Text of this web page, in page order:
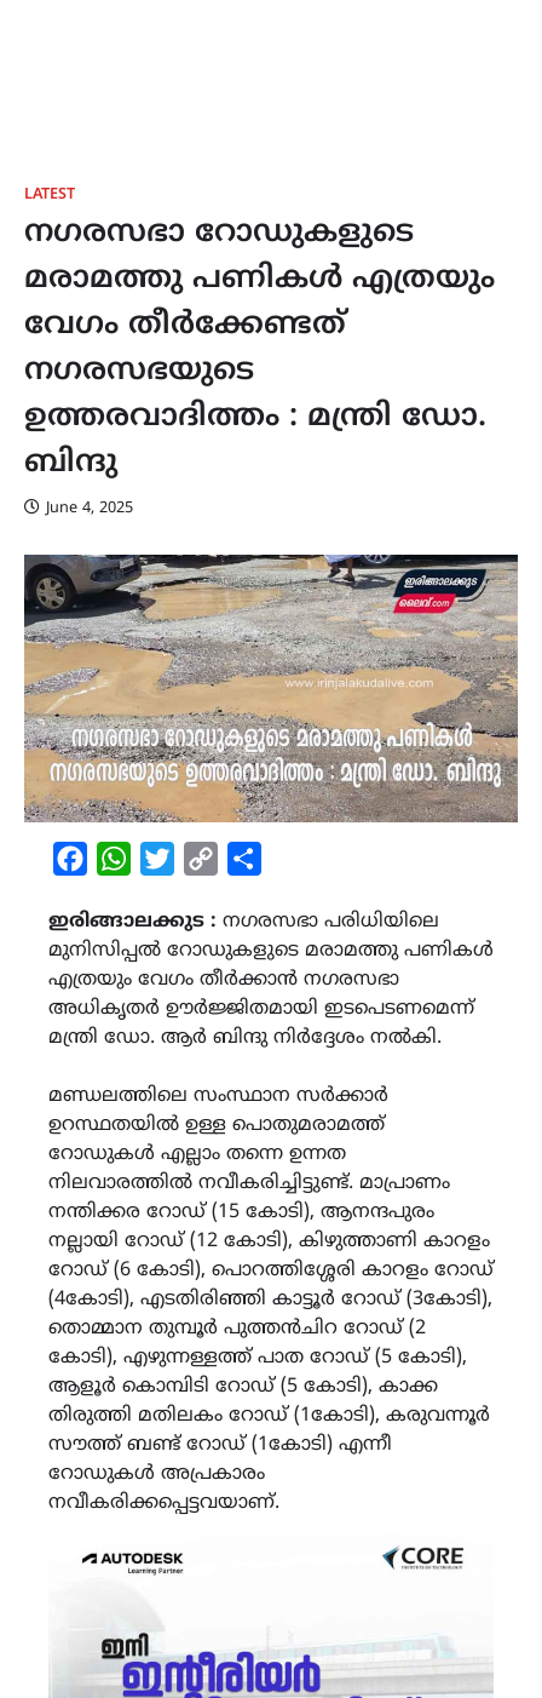
LATEST
നഗരസഭാ റോഡുകളുടെ
മരാമത്തു പണികൾ എത്രയും
വേഗം തീർക്കേണ്ടത്
നഗരസഭയുടെ
ഉത്തരവാദിത്തം : മന്ത്രി ഡോ.
ബിന്ദു
June 4, 2025
FacebookWhatsAppTwitterCopy
ഇരിങ്ങാലക്കുട : നഗരസഭാ പരിധിയിലെ
മുനിസിപ്പൽ റോഡുകളുടെ മരാമത്തു പണികൾ
എത്രയും വേഗം തീർക്കാൻ നഗരസഭാ
അധികൃതർ ഊർജ്ജിതമായി ഇടപെടണമെന്ന്
മന്ത്രി ഡോ. ആർ ബിന്ദു നിർദ്ദേശം നൽകി.
മണ്ഡലത്തിലെ സംസ്ഥാന സർക്കാർ
ഉറസ്ഥതയിൽ ഉള്ള പൊതുമരാമത്ത്
റോഡുകൾ എല്ലാം തന്നെ ഉന്നത
നിലവാരത്തിൽ നവീകരിച്ചിട്ടുണ്ട്. മാപ്രാണം
നന്തിക്കര റോഡ് (15 കോടി), ആനന്ദപുരം
നല്ലായി റോഡ് (12 കോടി), കിഴുത്താണി കാറളം
റോഡ് (6 കോടി), പൊറത്തിശ്ശേരി കാറളം റോഡ്
(4കോടി), എടതിരിഞ്ഞി കാട്ടൂർ റോഡ് (3കോടി),
തൊമ്മാന തുമ്പൂർ പുത്തൻചിറ റോഡ് (2
കോടി), എഴുന്നള്ളത്ത് പാത റോഡ് (5 കോടി),
ആളൂർ കൊമ്പിടി റോഡ് (5 കോടി), കാക്ക
തിരുത്തി മതിലകം റോഡ് (1കോടി), കരുവന്നൂർ
സൗത്ത് ബണ്ട് റോഡ് (1കോടി) എന്നീ
റോഡുകൾ അപ്രകാരം
നവീകരിക്കപ്പെട്ടവയാണ്.